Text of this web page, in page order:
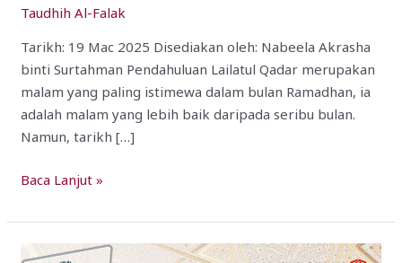
Taudhih Al-Falak
Tarikh: 19 Mac 2025 Disediakan oleh: Nabeela Akrasha
binti Surtahman Pendahuluan Lailatul Qadar merupakan
malam yang paling istimewa dalam bulan Ramadhan, ia
adalah malam yang lebih baik daripada seribu bulan.
Namun, tarikh […]
Baca Lanjut »
#13